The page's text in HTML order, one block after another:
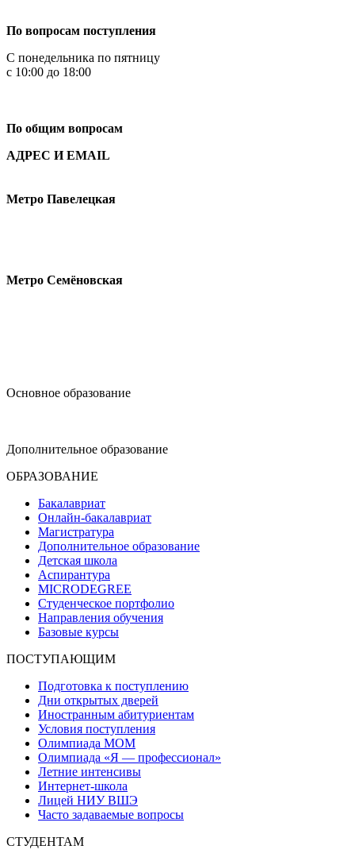
По вопросам поступления
С понедельника по пятницу
с 10:00 до 18:00
По общим вопросам
АДРЕС И EMAIL
Метро Павелецкая
Метро Семёновская
Основное образование
Дополнительное образование
ОБРАЗОВАНИЕ
Бакалавриат
Онлайн-бакалавриат
Магистратура
Дополнительное образование
Детская школа
Аспирантура
MICRODEGREE
Студенческое портфолио
Направления обучения
Базовые курсы
ПОСТУПАЮЩИМ
Подготовка к поступлению
Дни открытых дверей
Иностранным абитуриентам
Условия поступления
Олимпиада МОМ
Олимпиада «Я — профессионал»
Летние интенсивы
Интернет-школа
Лицей НИУ ВШЭ
Часто задаваемые вопросы
СТУДЕНТАМ